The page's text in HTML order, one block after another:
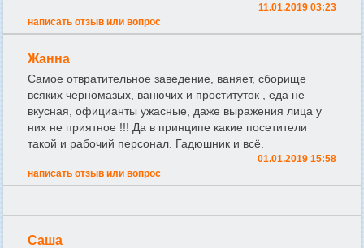
11.01.2019 03:23
написать отзыв или вопрос
Жанна
Самое отвратительное заведение, ваняет, сборище
всяких черномазых, ванючих и проституток , еда не
вкусная, официанты ужасные, даже выражения лица у
них не приятное !!! Да в принципе какие посетители
такой и рабочий персонал. Гадюшник и всё.
01.01.2019 15:58
написать отзыв или вопрос
Саша